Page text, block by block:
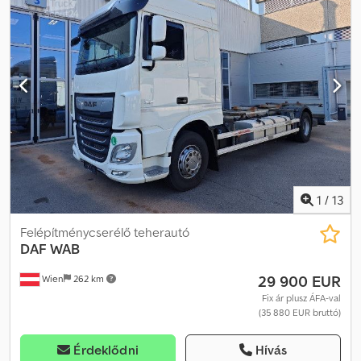
Megengedett rakomány: 27 879 kg Össztömeg: 35 902 kg APK
(műszaki átvizsgálás): érvényes 2027.05-ig
1 / 13
Wien 262 km
Felépítménycserélő teherautó
DAF WAB
29 900 EUR
Fix ár plusz ÁFA-val
(35 880 EUR bruttó)
Érdeklődni Hívás